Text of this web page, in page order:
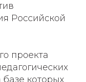
Российской
проекта
которых